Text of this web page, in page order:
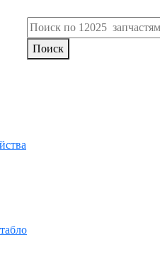
Поиск